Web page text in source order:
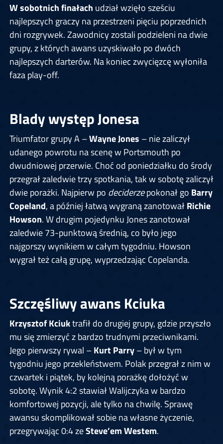
W sobotnich finałach udział wzięło sześciu
najlepszych graczy na przestrzeni pięciu poprzednich
dni rozgrywek. Zawodnicy zostali podzieleni na dwie
grupy, z których awans uzyskiwało po dwóch
najlepszych darterów. Na koniec zwycięzcę wyłoniła
faza play-off.
Blady występ Jonesa
Triumfator grupy A –Wayne Jones – nie zaliczył
udanego powrotu na scenę w Portsmouth po
dwudniowej przerwie. Choć od poniedziałku do środy
przegrał zaledwie trzy spotkania, tak w sobotę zaliczył
dwie porażki. Najpierw po deciderzepokonał go Barry
Copeland, a później łatwą wygraną zanotowałRichie
Howson. W drugim pojedynku Jones zanotował
zaledwie 73-punktową średnią, co było jego
najgorszy wynikiem w całym tygodniu. Howson
wygrał też całą grupę, wyprzedzając Copelanda.
Szczęśliwy awans Kciuka
Krzysztof Kciuktrafił do drugiej grupy, gdzie przyszło
mu się zmierzyć z bardzo trudnymi przeciwnikami.
Jego pierwszy rywal –Kurt Parry– był w tym
tygodniu jego przekleństwem. Polak przegrał z nim w
czwartek i piątek, by kolejną porażkę dołożyć w
sobotę. Wynik 4:2 stawiał Walijczyka w bardzo
komfortowej pozycji, ale tylko na chwilę. Sprawę
awansu skomplikował sobie na własne życzenie,
przegrywając 0:4 zeSteve’em Westem.